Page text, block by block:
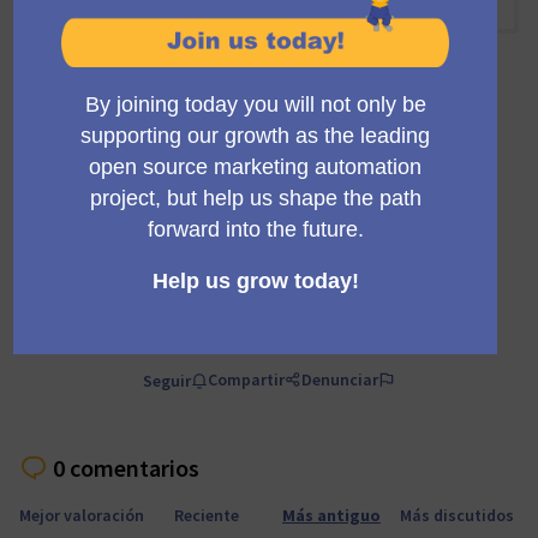
Encuentro oficial Encuentro privado Transparente
A regular meeting of the working group building the
Mautic trials infrastructure and marketing.
Seguir Compartir Denunciar
0 comentarios
Mejor valoración Reciente Más antiguo Más discutidos